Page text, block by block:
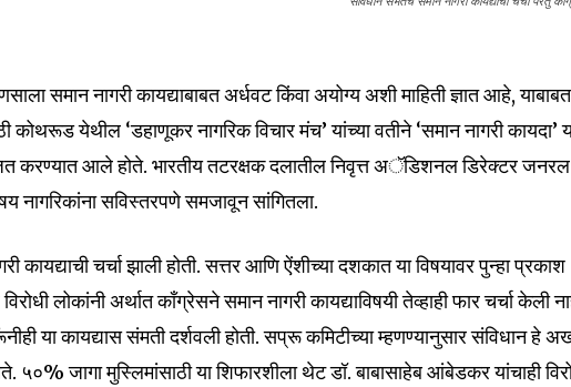
of
and be part
your email address on our website or click
information is safe with us.
I've read and
समान नागरी कायद्याबाबत अर्धवट किंवा अयोग्य अशी माहिती ज्ञात आहे, याबाबत
कोथरूड येथील ‘डहाणूकर नागरिक विचार मंच’ यांच्या वतीने ‘समान नागरी कायदा’
करण्यात आले होते. भारतीय तटरक्षक दलातील निवृत्त अॅडिशनल डिरेक्टर जनरल
नागरिकांना सविस्तरपणे समजावून सांगितला.
कायद्याची चर्चा झाली होती. सत्तर आणि ऐंशीच्या दशकात या विषयावर पुन्हा प्रकाश
लोकांनी अर्थात काँग्रेसने समान नागरी कायद्याविषयी तेव्हाही फार चर्चा केली
या कायद्यास संमती दर्शवली होती. सप्रू कमिटीच्या म्हणण्यानुसार संविधान हे
५०% जागा मुस्लिमांसाठी या शिफारशीला‌ थेट डॉ. बाबासाहेब आंबेडकर यांचाही